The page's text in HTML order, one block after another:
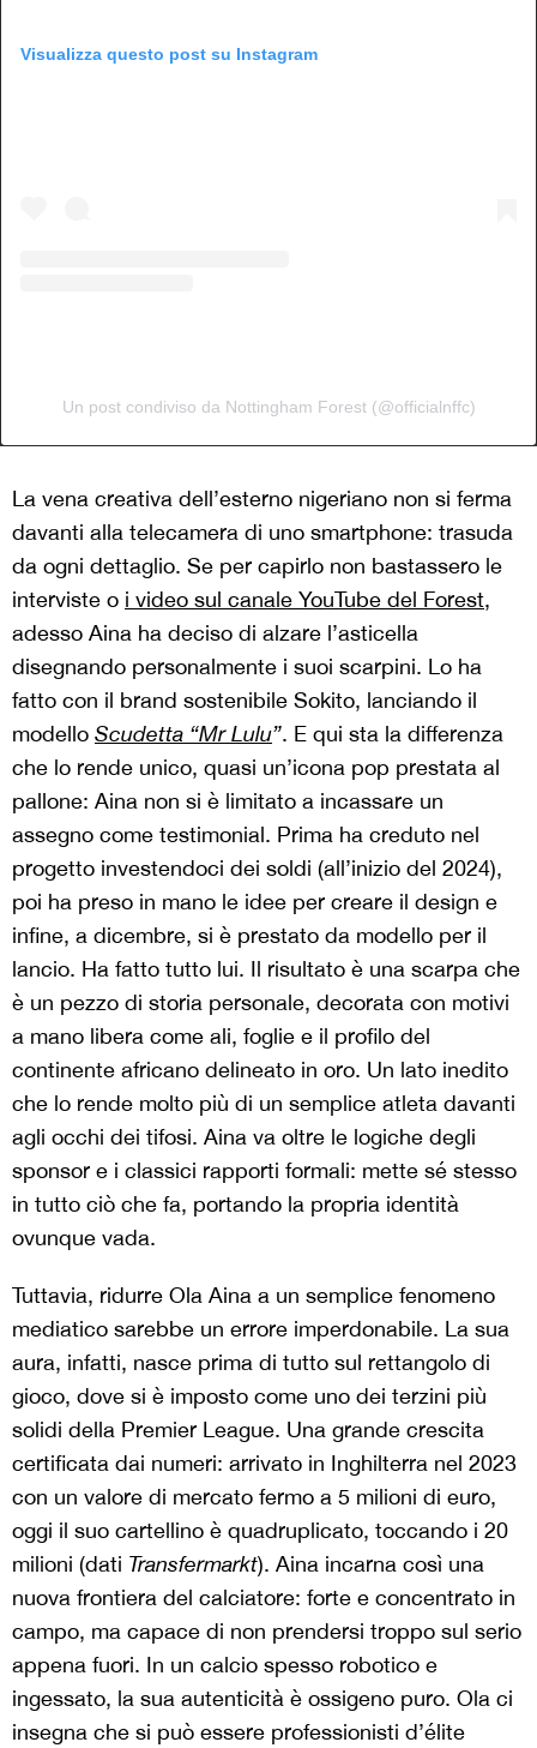
Visualizza questo post su Instagram
Un post condiviso da Nottingham Forest (@officialnffc)
La vena creativa dell’esterno nigeriano non si ferma
davanti alla telecamera di uno smartphone: trasuda
da ogni dettaglio. Se per capirlo non bastassero le
interviste o i video sul canale YouTube del Forest,
adesso Aina ha deciso di alzare l’asticella
disegnando personalmente i suoi scarpini. Lo ha
fatto con il brand sostenibile Sokito, lanciando il
modello Scudetta “Mr Lulu”. E qui sta la differenza
che lo rende unico, quasi un’icona pop prestata al
pallone: Aina non si è limitato a incassare un
assegno come testimonial. Prima ha creduto nel
progetto investendoci dei soldi (all’inizio del 2024),
poi ha preso in mano le idee per creare il design e
infine, a dicembre, si è prestato da modello per il
lancio. Ha fatto tutto lui. Il risultato è una scarpa che
è un pezzo di storia personale, decorata con motivi
a mano libera come ali, foglie e il profilo del
continente africano delineato in oro. Un lato inedito
che lo rende molto più di un semplice atleta davanti
agli occhi dei tifosi. Aina va oltre le logiche degli
sponsor e i classici rapporti formali: mette sé stesso
in tutto ciò che fa, portando la propria identità
ovunque vada.
Tuttavia, ridurre Ola Aina a un semplice fenomeno
mediatico sarebbe un errore imperdonabile. La sua
aura, infatti, nasce prima di tutto sul rettangolo di
gioco, dove si è imposto come uno dei terzini più
solidi della Premier League. Una grande crescita
certificata dai numeri: arrivato in Inghilterra nel 2023
con un valore di mercato fermo a 5 milioni di euro,
oggi il suo cartellino è quadruplicato, toccando i 20
milioni (dati Transfermarkt). Aina incarna così una
nuova frontiera del calciatore: forte e concentrato in
campo, ma capace di non prendersi troppo sul serio
appena fuori. In un calcio spesso robotico e
ingessato, la sua autenticità è ossigeno puro. Ola ci
insegna che si può essere professionisti d’élite